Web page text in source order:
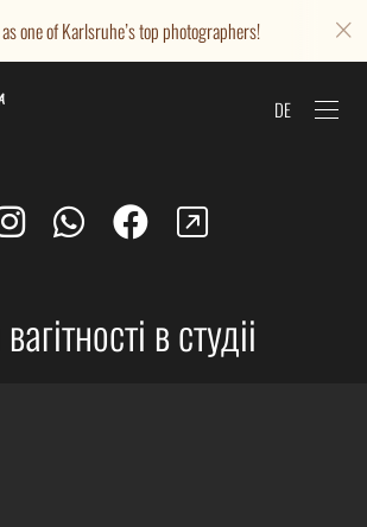
one of Karlsruhe’s top photographers!
DE
в студіі